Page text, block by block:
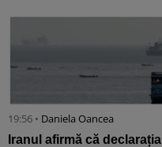
19:56 • Daniela Oancea
Iranul afirmă că declarația